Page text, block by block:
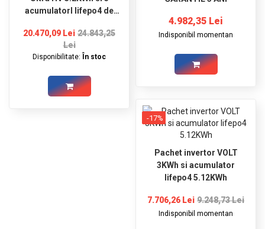
acumulatorI lifepo4 de
20.470,09 Lei 24.843,25
Lei
Disponibilitate: În stoc
4.982,35 Lei
Indisponibil momentan
-17%
Pachet invertor VOLT
3KWh si acumulator
lifepo4 5.12KWh
7.706,26 Lei 9.248,73 Lei
Indisponibil momentan